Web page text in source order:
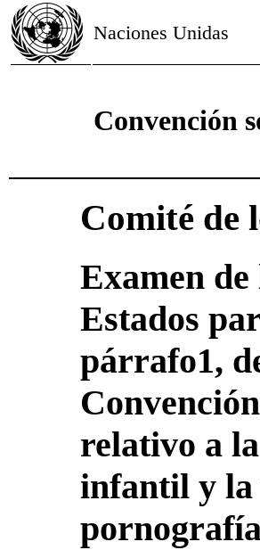
Naciones Unidas
Convención
Comité de
Examen
Estados
párrafo1,
relativo a
infantil y la